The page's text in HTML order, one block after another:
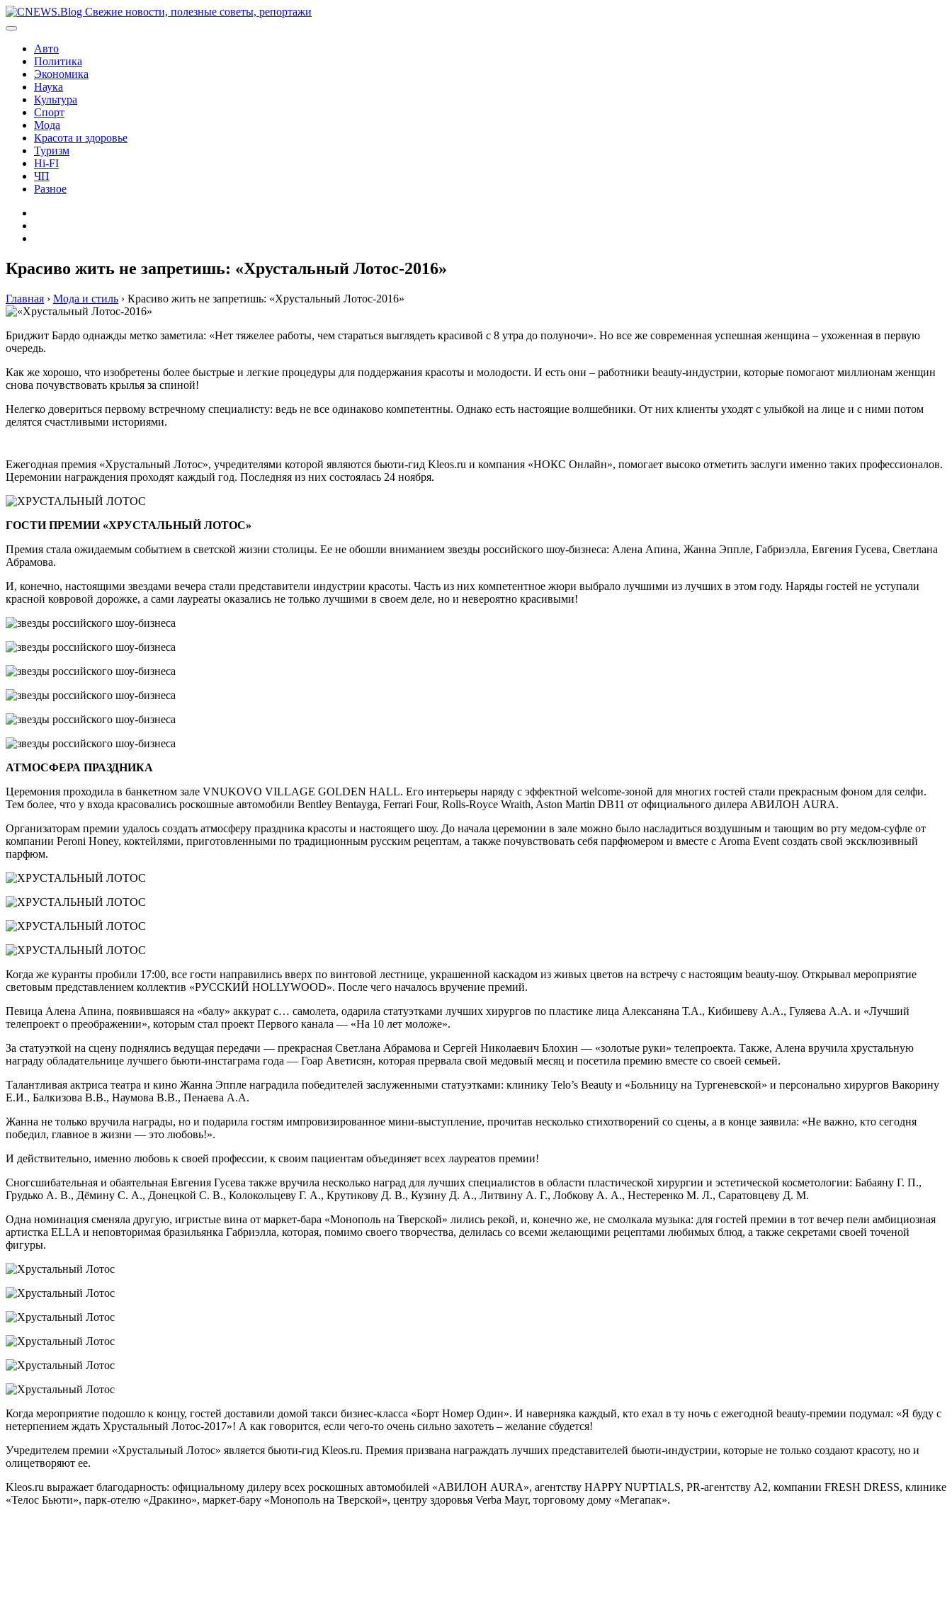
Перейти
к
Авто
Политика
Экономика
Наука
Культура
Спорт
Мода
Красота и здоровье
Туризм
Hi-FI
ЧП
Разное
Красиво жить не запретишь: «Хрустальный Лотос-2016»
Главная › Мода и стиль › Красиво жить не запретишь: «Хрустальный Лотос-2016»
Бриджит Бардо однажды метко заметила: «Нет тяжелее работы, чем стараться выглядеть красивой с 8 утра до полуночи». Но все же современная успешная женщина – ухоженная в первую
очередь.
Как же хорошо, что изобретены более быстрые и легкие процедуры для поддержания красоты и молодости. И есть они – работники beauty-индустрии, которые помогают миллионам женщин
снова почувствовать крылья за спиной!
Нелегко довериться первому встречному специалисту: ведь не все одинаково компетентны. Однако есть настоящие волшебники. От них клиенты уходят с улыбкой на лице и с ними потом
делятся счастливыми историями.
Ежегодная премия «Хрустальный Лотос», учредителями которой являются бьюти-гид Kleos.ru и компания «НОКС Онлайн», помогает высоко отметить заслуги именно таких профессионалов.
Церемонии награждения проходят каждый год. Последняя из них состоялась 24 ноября.
ГОСТИ ПРЕМИИ «ХРУСТАЛЬНЫЙ ЛОТОС»
Премия стала ожидаемым событием в светской жизни столицы. Ее не обошли вниманием звезды российского шоу-бизнеса: Алена Апина, Жанна Эппле, Габриэлла, Евгения Гусева, Светлана
Абрамова.
И, конечно, настоящими звездами вечера стали представители индустрии красоты. Часть из них компетентное жюри выбрало лучшими из лучших в этом году. Наряды гостей не уступали
красной ковровой дорожке, а сами лауреаты оказались не только лучшими в своем деле, но и невероятно красивыми!
АТМОСФЕРА ПРАЗДНИКА
Церемония проходила в банкетном зале VNUKOVO VILLAGE GOLDEN HALL. Его интерьеры наряду с эффектной welcome-зоной для многих гостей стали прекрасным фоном для селфи.
Тем более, что у входа красовались роскошные автомобили Bentley Bentayga, Ferrari Four, Rolls-Royce Wraith, Aston Martin DB11 от официального дилера АВИЛОН AURA.
Организаторам премии удалось создать атмосферу праздника красоты и настоящего шоу. До начала церемонии в зале можно было насладиться воздушным и тающим во рту медом-суфле от
компании Peroni Honey, коктейлями, приготовленными по традиционным русским рецептам, а также почувствовать себя парфюмером и вместе с Aroma Event создать свой эксклюзивный
парфюм.
Когда же куранты пробили 17:00, все гости направились вверх по винтовой лестнице, украшенной каскадом из живых цветов на встречу с настоящим beauty-шоу. Открывал мероприятие
световым представлением коллектив «РУССКИЙ HOLLYWOOD». После чего началось вручение премий.
Певица Алена Апина, появившаяся на «балу» аккурат с… самолета, одарила статуэтками лучших хирургов по пластике лица Алексаняна Т.А., Кибишеву А.А., Гуляева А.А. и «Лучший
телепроект о преображении», которым стал проект Первого канала — «На 10 лет моложе».
За статуэткой на сцену поднялись ведущая передачи — прекрасная Светлана Абрамова и Сергей Николаевич Блохин — «золотые руки» телепроекта. Также, Алена вручила хрустальную
награду обладательнице лучшего бьюти-инстаграма года — Гоар Аветисян, которая прервала свой медовый месяц и посетила премию вместе со своей семьей.
Талантливая актриса театра и кино Жанна Эппле наградила победителей заслуженными статуэтками: клинику Telo’s Beauty и «Больницу на Тургеневской» и персонально хирургов Вакорину
Е.И., Балкизова В.В., Наумова В.В., Пенаева А.А.
Жанна не только вручила награды, но и подарила гостям импровизированное мини-выступление, прочитав несколько стихотворений со сцены, а в конце заявила: «Не важно, кто сегодня
победил, главное в жизни — это любовь!».
И действительно, именно любовь к своей профессии, к своим пациентам объединяет всех лауреатов премии!
Сногсшибательная и обаятельная Евгения Гусева также вручила несколько наград для лучших специалистов в области пластической хирургии и эстетической косметологии: Бабаяну Г. П.,
Грудько А. В., Дёмину С. А., Донецкой С. В., Колокольцеву Г. А., Крутикову Д. В., Кузину Д. А., Литвину А. Г., Лобкову А. А., Нестеренко М. Л., Саратовцеву Д. М.
Одна номинация сменяла другую, игристые вина от маркет-бара «Монополь на Тверской» лились рекой, и, конечно же, не смолкала музыка: для гостей премии в тот вечер пели амбициозная
артистка ELLA и неповторимая бразильянка Габриэлла, которая, помимо своего творчества, делилась со всеми желающими рецептами любимых блюд, а также секретами своей точеной
фигуры.
Когда мероприятие подошло к концу, гостей доставили домой такси бизнес-класса «Борт Номер Один». И наверняка каждый, кто ехал в ту ночь с ежегодной beauty-премии подумал: «Я буду с
нетерпением ждать Хрустальный Лотос-2017»! А как говорится, если чего-то очень сильно захотеть – желание сбудется!
Учредителем премии «Хрустальный Лотос» является бьюти-гид Kleos.ru. Премия призвана награждать лучших представителей бьюти-индустрии, которые не только создают красоту, но и
олицетворяют ее.
Kleos.ru выражает благодарность: официальному дилеру всех роскошных автомобилей «АВИЛОН AURA», агентству HAPPY NUPTIALS, PR-агентству A2, компании FRESH DRESS, клинике
«Телос Бьюти», парк-отелю «Дракино», маркет-бару «Монополь на Тверской», центру здоровья Verba Mayr, торговому дому «Мегапак».